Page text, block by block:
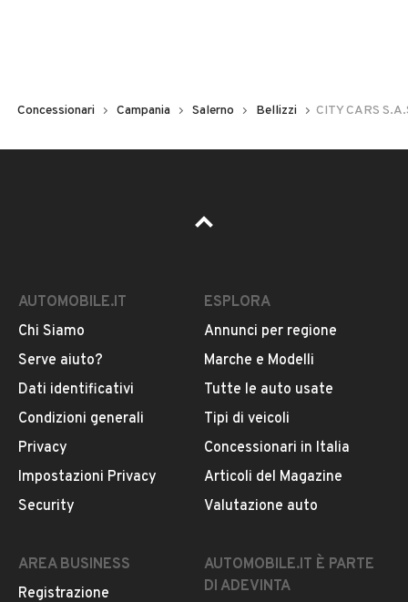
Concessionari Campania Salerno Bellizzi CITY CARS
AUTOMOBILE.IT
Chi Siamo
Serve aiuto?
Dati identificativi
Condizioni generali
Privacy
Impostazioni Privacy
Security
ESPLORA
Annunci per regione
Marche e Modelli
Tutte le auto usate
Tipi di veicoli
Concessionari in Italia
Articoli del Magazine
Valutazione auto
AREA BUSINESS
Registrazione
AUTOMOBILE.IT È PARTE
DI ADEVINTA